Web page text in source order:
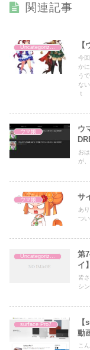
関連記事
今
か
う
な
ｔ
ウマ娘
ウ
お
が
ウマ娘 サ
あ
つ
Uncategorized
第
イ】
皆
シ
surface Pro7
動
こ